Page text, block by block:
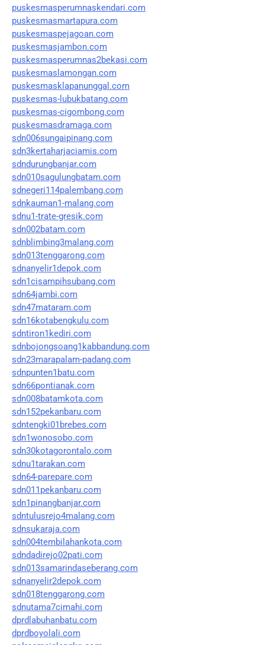
puskesmasperumnaskendari.com
puskesmasmartapura.com
puskesmaspejagoan.com
puskesmasjambon.com
puskesmasperumnas2bekasi.com
puskesmaslamongan.com
puskesmasklapanunggal.com
puskesmas-lubukbatang.com
puskesmas-cigombong.com
puskesmasdramaga.com
sdn006sungaipinang.com
sdn3kertaharjaciamis.com
sdndurungbanjar.com
sdn010sagulungbatam.com
sdnegeri114palembang.com
sdnkauman1-malang.com
sdnu1-trate-gresik.com
sdn002batam.com
sdnblimbing3malang.com
sdn013tenggarong.com
sdnanyelir1depok.com
sdn1cisampihsubang.com
sdn64jambi.com
sdn47mataram.com
sdn16kotabengkulu.com
sdntiron1kediri.com
sdnbojongsoang1kabbandung.com
sdn23marapalam-padang.com
sdnpunten1batu.com
sdn66pontianak.com
sdn008batamkota.com
sdn152pekanbaru.com
sdntengki01brebes.com
sdn1wonosobo.com
sdn30kotagorontalo.com
sdnu1tarakan.com
sdn64-parepare.com
sdn011pekanbaru.com
sdn1pinangbanjar.com
sdntulusrejo4malang.com
sdnsukaraja.com
sdn004tembilahankota.com
sdndadirejo02pati.com
sdn013samarindaseberang.com
sdnanyelir2depok.com
sdn018tenggarong.com
sdnutama7cimahi.com
dprdlabuhanbatu.com
dprdboyolali.com